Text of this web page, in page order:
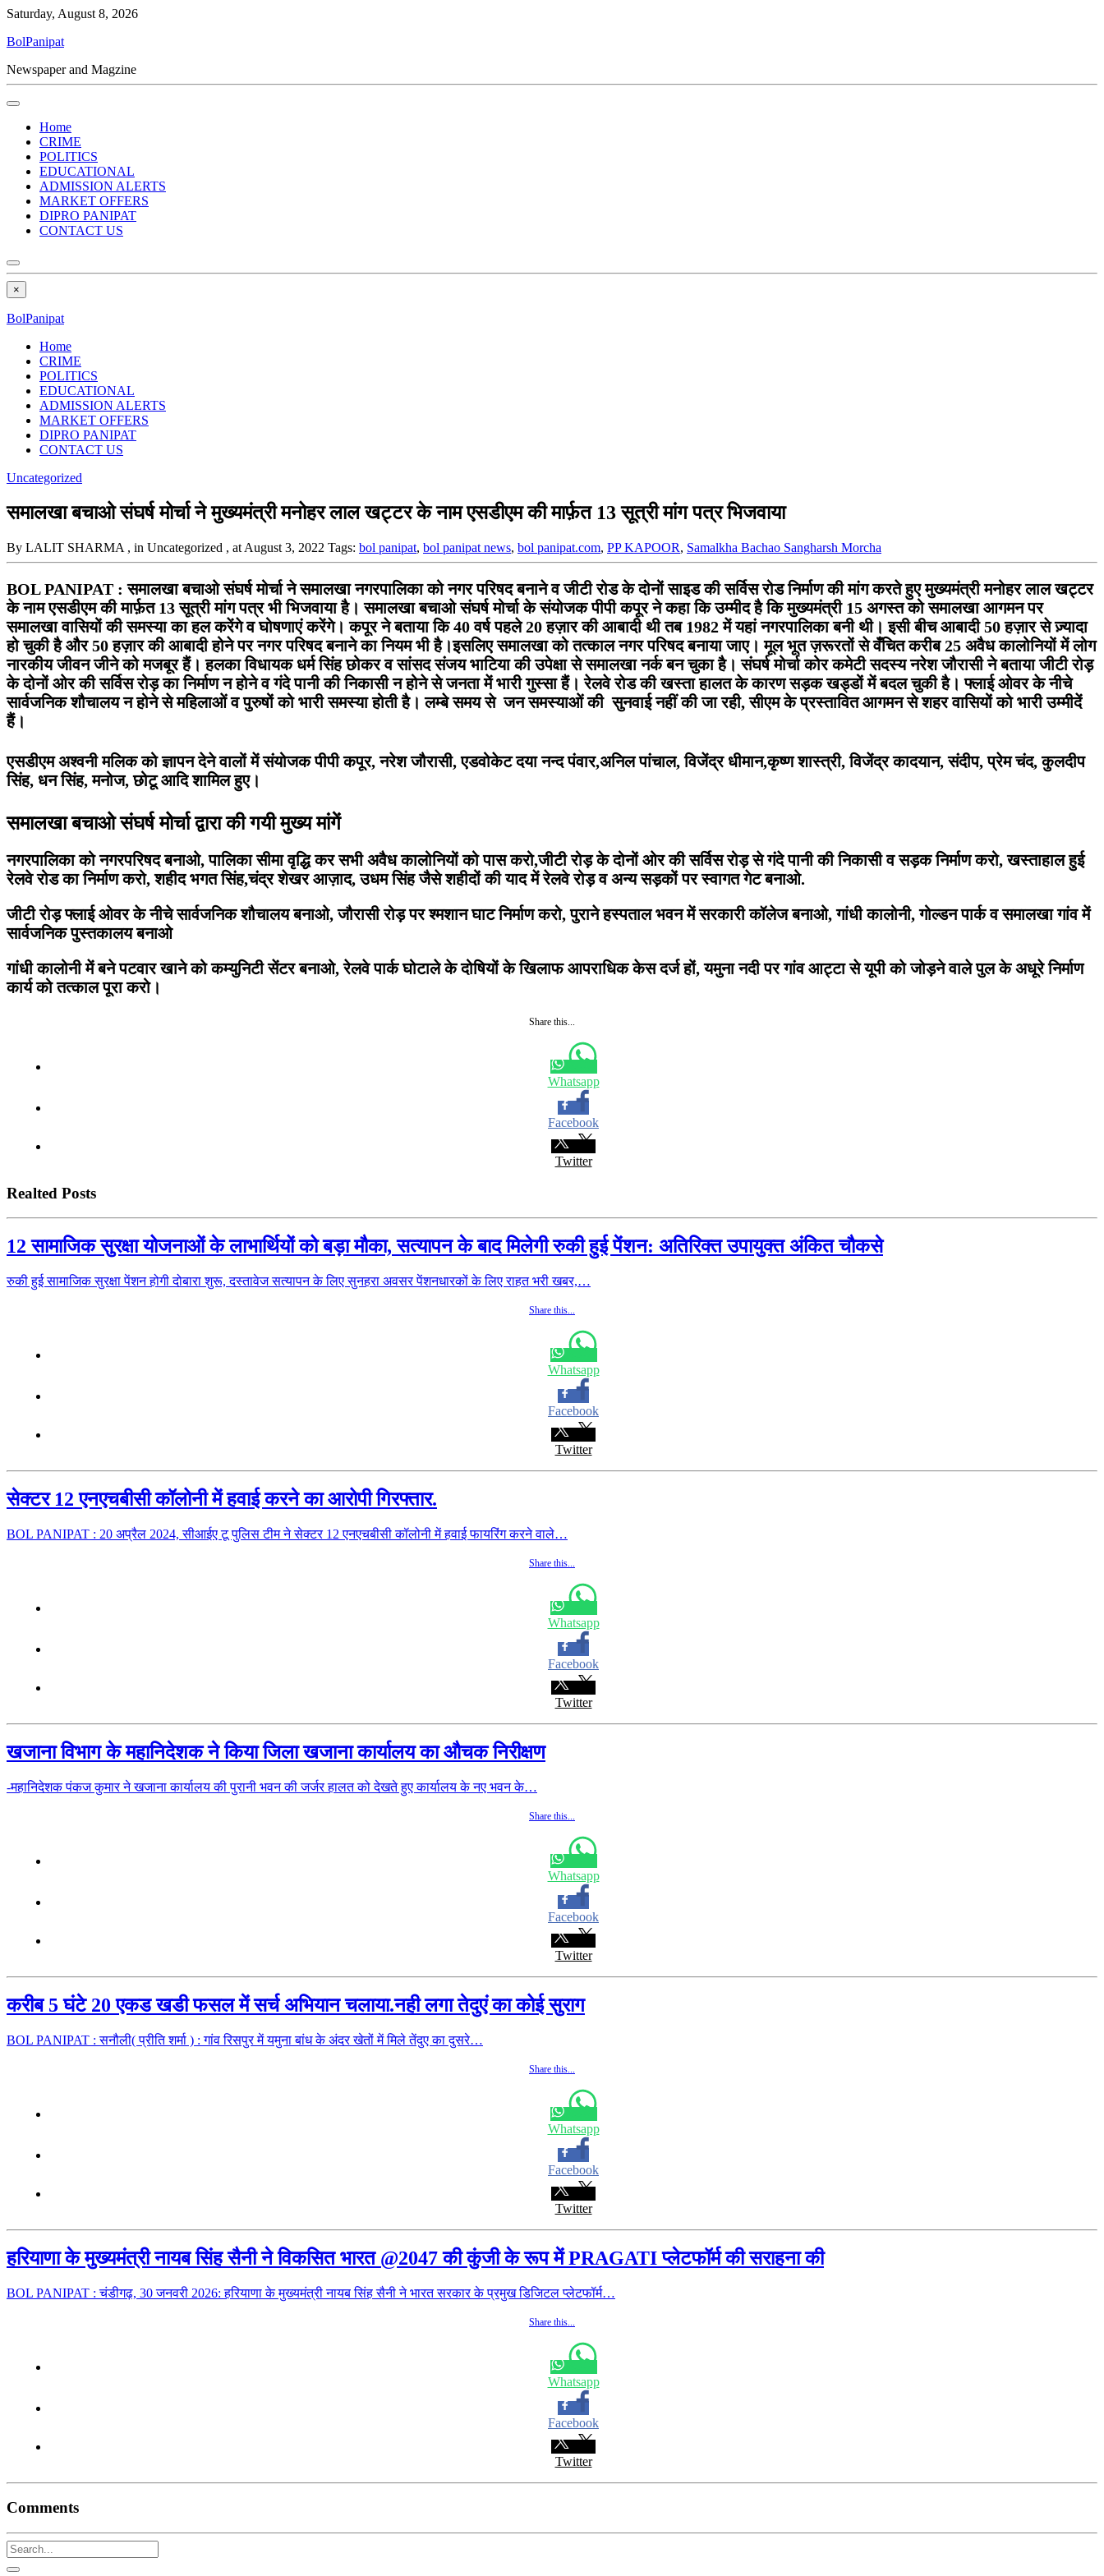
Saturday, August 8, 2026
BolPanipat
Newspaper and Magzine
Home
CRIME
POLITICS
EDUCATIONAL
ADMISSION ALERTS
MARKET OFFERS
DIPRO PANIPAT
CONTACT US
×
BolPanipat
Home
CRIME
POLITICS
EDUCATIONAL
ADMISSION ALERTS
MARKET OFFERS
DIPRO PANIPAT
CONTACT US
Uncategorized
समालखा बचाओ संघर्ष मोर्चा ने मुख्यमंत्री मनोहर लाल खट्टर के नाम एसडीएम की मार्फ़त 13 सूत्री मांग पत्र भिजवाया
By LALIT SHARMA , in Uncategorized , at August 3, 2022 Tags: bol panipat, bol panipat news, bol panipat.com, PP KAPOOR, Samalkha Bachao Sangharsh Morcha
BOL PANIPAT : समालखा बचाओ संघर्ष मोर्चा ने समालखा नगरपालिका को नगर परिषद बनाने व जीटी रोड के दोनों साइड की सर्विस रोड निर्माण की मांग करते हुए मुख्यमंत्री मनोहर लाल खट्टर
के नाम एसडीएम की मार्फ़त 13 सूत्री मांग पत्र भी भिजवाया है। समालखा बचाओ संघर्ष मोर्चा के संयोजक पीपी कपूर ने कहा कि उम्मीद है कि मुख्यमंत्री 15 अगस्त को समालखा आगमन पर
समालखा वासियों की समस्या का हल करेंगे व घोषणाएं करेंगे। कपूर ने बताया कि 40 वर्ष पहले 20 हज़ार की आबादी थी तब 1982 में यहां नगरपालिका बनी थी। इसी बीच आबादी 50 हज़ार से ज़्यादा
हो चुकी है और 50 हज़ार की आबादी होने पर नगर परिषद बनाने का नियम भी है।इसलिए समालखा को तत्काल नगर परिषद बनाया जाए। मूल भूत ज़रूरतों से वँचित करीब 25 अवैध कालोनियों में लोग
नारकीय जीवन जीने को मजबूर हैं। हलका विधायक धर्म सिंह छोकर व सांसद संजय भाटिया की उपेक्षा से समालखा नर्क बन चुका है। संघर्ष मोर्चा कोर कमेटी सदस्य नरेश जौरासी ने बताया जीटी रोड़
के दोनों ओर की सर्विस रोड़ का निर्माण न होने व गंदे पानी की निकासी न होने से जनता में भारी गुस्सा हैं। रेलवे रोड की खस्ता हालत के कारण सड़क खड्डों में बदल चुकी है। फ्लाई ओवर के नीचे
सार्वजनिक शौचालय न होने से महिलाओं व पुरुषों को भारी समस्या होती है। लम्बे समय से जन समस्याओं की सुनवाई नहीं की जा रही, सीएम के प्रस्तावित आगमन से शहर वासियों को भारी उम्मीदें
हैं।
एसडीएम अश्वनी मलिक को ज्ञापन देने वालों में संयोजक पीपी कपूर, नरेश जौरासी, एडवोकेट दया नन्द पंवार,अनिल पांचाल, विजेंद्र धीमान,कृष्ण शास्त्री, विजेंद्र कादयान, संदीप, प्रेम चंद, कुलदीप
सिंह, धन सिंह, मनोज, छोटू आदि शामिल हुए।
समालखा बचाओ संघर्ष मोर्चा द्वारा की गयी मुख्य मांगें
नगरपालिका को नगरपरिषद बनाओ, पालिका सीमा वृद्धि कर सभी अवैध कालोनियों को पास करो,जीटी रोड़ के दोनों ओर की सर्विस रोड़ से गंदे पानी की निकासी व सड़क निर्माण करो, खस्ताहाल हुई
रेलवे रोड का निर्माण करो, शहीद भगत सिंह,चंद्र शेखर आज़ाद, उधम सिंह जैसे शहीदों की याद में रेलवे रोड़ व अन्य सड़कों पर स्वागत गेट बनाओ.
जीटी रोड़ फ्लाई ओवर के नीचे सार्वजनिक शौचालय बनाओ, जौरासी रोड़ पर श्मशान घाट निर्माण करो, पुराने हस्पताल भवन में सरकारी कॉलेज बनाओ, गांधी कालोनी, गोल्डन पार्क व समालखा गांव में
सार्वजनिक पुस्तकालय बनाओ
गांधी कालोनी में बने पटवार खाने को कम्युनिटी सेंटर बनाओ, रेलवे पार्क घोटाले के दोषियों के खिलाफ आपराधिक केस दर्ज हों, यमुना नदी पर गांव आट्टा से यूपी को जोड़ने वाले पुल के अधूरे निर्माण
कार्य को तत्काल पूरा करो।
Share this...
Whatsapp
Facebook
Twitter
Realted Posts
12 सामाजिक सुरक्षा योजनाओं के लाभार्थियों को बड़ा मौका, सत्यापन के बाद मिलेगी रुकी हुई पेंशन: अतिरिक्त उपायुक्त अंकित चौकसे
रुकी हुई सामाजिक सुरक्षा पेंशन होगी दोबारा शुरू, दस्तावेज सत्यापन के लिए सुनहरा अवसर पेंशनधारकों के लिए राहत भरी खबर,…
Share this...
Whatsapp
Facebook
Twitter
सेक्टर 12 एनएचबीसी कॉलोनी में हवाई करने का आरोपी गिरफ्तार.
BOL PANIPAT : 20 अप्रैल 2024, सीआईए टू पुलिस टीम ने सेक्टर 12 एनएचबीसी कॉलोनी में हवाई फायरिंग करने वाले…
Share this...
Whatsapp
Facebook
Twitter
खजाना विभाग के महानिदेशक ने किया जिला खजाना कार्यालय का औचक निरीक्षण
-महानिदेशक पंकज कुमार ने खजाना कार्यालय की पुरानी भवन की जर्जर हालत को देखते हुए कार्यालय के नए भवन के…
Share this...
Whatsapp
Facebook
Twitter
करीब 5 घंटे 20 एकड खडी फसल में सर्च अभियान चलाया.नही लगा तेदुएं का कोई सुराग
BOL PANIPAT : सनौली( प्रीति शर्मा ) : गांव रिसपुर में यमुना बांध के अंदर खेतों में मिले तेंदुए का दुसरे…
Share this...
Whatsapp
Facebook
Twitter
हरियाणा के मुख्यमंत्री नायब सिंह सैनी ने विकसित भारत @2047 की कुंजी के रूप में PRAGATI प्लेटफॉर्म की सराहना की
BOL PANIPAT : चंडीगढ़, 30 जनवरी 2026: हरियाणा के मुख्यमंत्री नायब सिंह सैनी ने भारत सरकार के प्रमुख डिजिटल प्लेटफॉर्म…
Share this...
Whatsapp
Facebook
Twitter
Comments